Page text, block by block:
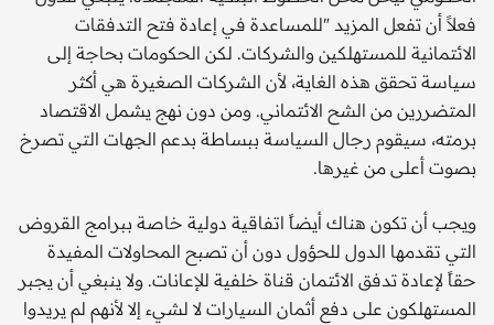
فعلاً أن تفعل المزيد "للمساعدة في إعادة فتح التدفقات
الائتمانية للمستهلكين والشركات. لكن الحكومات بحاجة إلى
سياسة تحقق هذه الغاية، لأن الشركات الصغيرة هي أكثر
المتضررين من الشح الائتماني. ومن دون نهج يشمل الاقتصاد
برمته، سيقوم رجال السياسة ببساطة بدعم الجهات التي تصرخ
بصوت أعلى من غيرها.
ويجب أن تكون هناك أيضاً اتفاقية دولية خاصة ببرامج القروض
التي تقدمها الدول للحؤول دون أن تصبح المحاولات المفيدة
حقاً لإعادة تدفق الائتمان قناة خلفية للإعانات. ولا ينبغي أن يجبر
المستهلكون على دفع أثمان السيارات لا لشيء إلا لأنهم لم يريدوا